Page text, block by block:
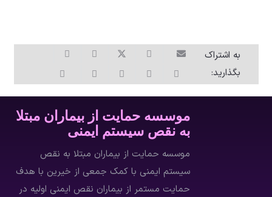
به اشتراک
بگذارید:
موسسه حمایت از بیماران مبتلا
به نقص سیستم ایمنی
موسسه حمایت از بیماران مبتلا به نقص
سیستم ایمنی با كمك جمعي از خيرين با هدف
حمایت مستمر از بیماران نقص ایمنی اولیه در